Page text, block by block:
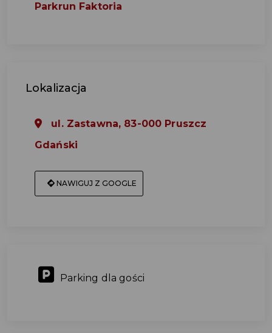
Parkrun Faktoria
Lokalizacja
ul. Zastawna, 83-000 Pruszcz
Gdański
NAWIGUJ Z GOOGLE
Parking dla gości